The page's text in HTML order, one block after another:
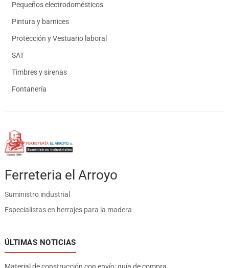
Pequeños electrodomésticos
Pintura y barnices
Protección y Vestuario laboral
SAT
Timbres y sirenas
Fontanería
Ferreteria el Arroyo
Suministro industrial
Especialistas en herrajes para la madera
ÚLTIMAS NOTICIAS